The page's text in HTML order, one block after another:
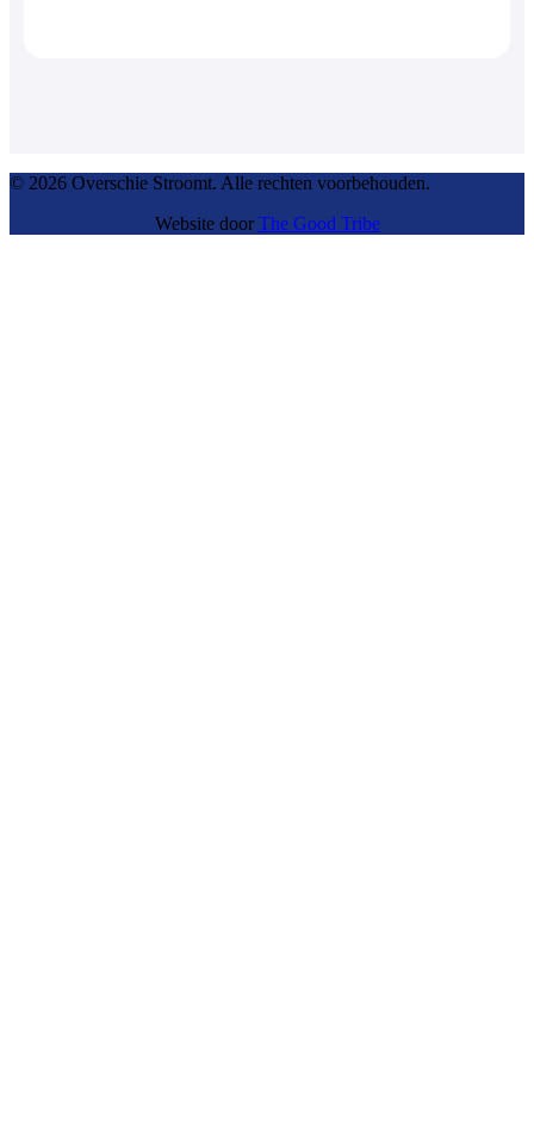
© 2026 Overschie Stroomt. Alle rechten voorbehouden.
Website door The Good Tribe